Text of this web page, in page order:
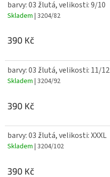
barvy: 03 žlutá, velikosti: 9/10
Skladem | 3204/82
390 Kč
barvy: 03 žlutá, velikosti: 11/12
Skladem | 3204/92
390 Kč
barvy: 03 žlutá, velikosti: XXXL
Skladem | 3204/102
390 Kč